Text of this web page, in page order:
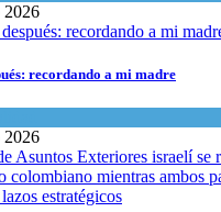
2026
recordando a mi madre
2026